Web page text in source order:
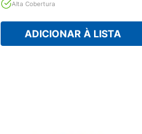
Alta Cobertura
ADICIONAR À LISTA